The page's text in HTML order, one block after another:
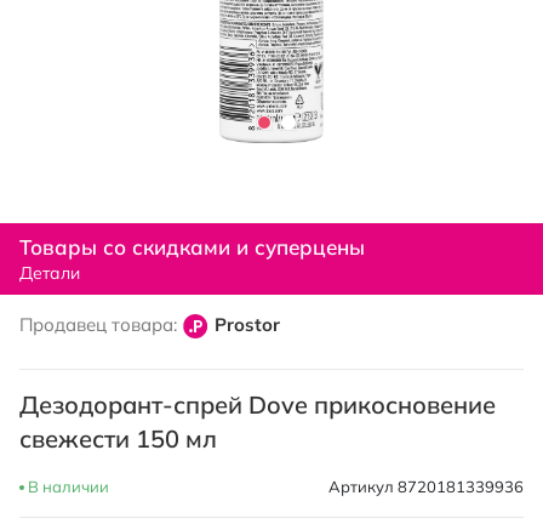
к
началу
галереи
Товары со скидками и суперцены
Детали
Продавец товара: Prostor
Дезодорант-спрей Dove прикосновение
свежести 150 мл
В наличии Артикул 8720181339936